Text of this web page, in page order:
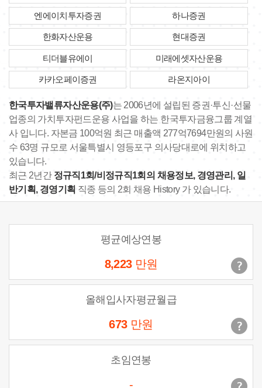
엔에이치투자증권 하나증권
한화자산운용 현대증권
티더블유에이 미래에셋자산운용
카카오페이증권 라온지아이
한국투자밸류자산운용(주)는 2006년에 설립된 증권·투신·선물
업종의 가치투자펀드운용 사업을 하는 한국투자금융그룹 계열
사 입니다. 자본금 100억원 최근 매출액 277억7694만원의 사원
수 63명 규모로 서울특별시 영등포구 의사당대로에 위치하고
있습니다.
최근 2년간 정규직1회/비정규직1회의 채용정보, 경영관리, 일
반기획, 경영기획 직종 등의 2회 채용 History 가 있습니다.
평균예상연봉
8,223 만원
올해입사자평균월급
673 만원
초임연봉
-